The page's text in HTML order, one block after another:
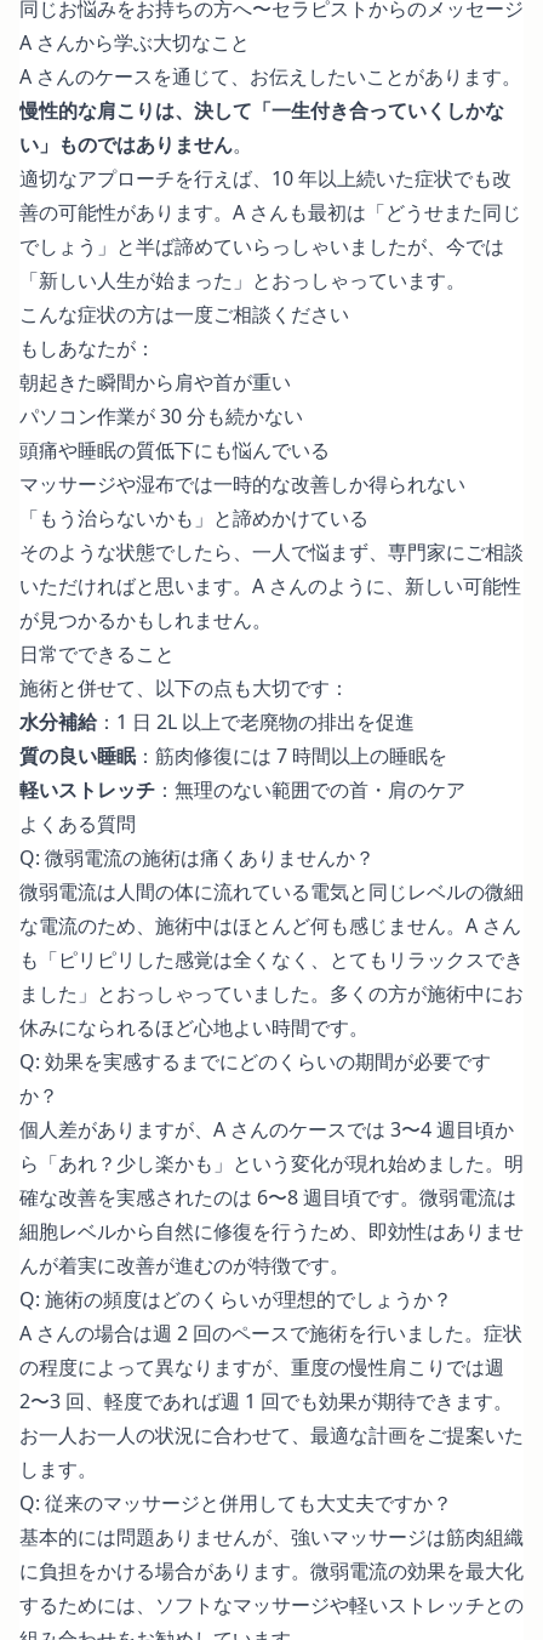
同じお悩みをお持ちの方へ〜セラピストからのメッセージ
A さんから学ぶ大切なこと
A さんのケースを通じて、お伝えしたいことがあります。
慢性的な肩こりは、決して「一生付き合っていくしかな
い」ものではありません。
適切なアプローチを行えば、10 年以上続いた症状でも改
善の可能性があります。A さんも最初は「どうせまた同じ
でしょう」と半ば諦めていらっしゃいましたが、今では
「新しい人生が始まった」とおっしゃっています。
こんな症状の方は一度ご相談ください
もしあなたが：
朝起きた瞬間から肩や首が重い
パソコン作業が 30 分も続かない
頭痛や睡眠の質低下にも悩んでいる
マッサージや湿布では一時的な改善しか得られない
「もう治らないかも」と諦めかけている
そのような状態でしたら、一人で悩まず、専門家にご相談
いただければと思います。A さんのように、新しい可能性
が見つかるかもしれません。
日常でできること
施術と併せて、以下の点も大切です：
水分補給：1 日 2L 以上で老廃物の排出を促進
質の良い睡眠：筋肉修復には 7 時間以上の睡眠を
軽いストレッチ ：無理のない範囲での首・肩のケア
よくある質問
Q: 微弱電流の施術は痛くありませんか？
微弱電流は人間の体に流れている電気と同じレベルの微細
な電流のため、施術中はほとんど何も感じません。A さん
も「ピリピリした感覚は全くなく、とてもリラックスでき
ました」とおっしゃっていました。多くの方が施術中にお
休みになられるほど心地よい時間です。
Q: 効果を実感するまでにどのくらいの期間が必要です
か？
個人差がありますが、A さんのケースでは 3〜4 週目頃か
ら「あれ？少し楽かも」という変化が現れ始めました。明
確な改善を実感されたのは 6〜8 週目頃です。微弱電流は
細胞レベルから自然に修復を行うため、即効性はありませ
んが着実に改善が進むのが特徴です。
Q: 施術の頻度はどのくらいが理想的でしょうか？
A さんの場合は週 2 回のペースで施術を行いました。症状
の程度によって異なりますが、重度の慢性肩こりでは週
2〜3 回、軽度であれば週 1 回でも効果が期待できます。
お一人お一人の状況に合わせて、最適な計画をご提案いた
します。
Q: 従来のマッサージと併用しても大丈夫ですか？
基本的には問題ありませんが、強いマッサージは筋肉組織
に負担をかける場合があります。微弱電流の効果を最大化
するためには、ソフトなマッサージや軽いストレッチとの